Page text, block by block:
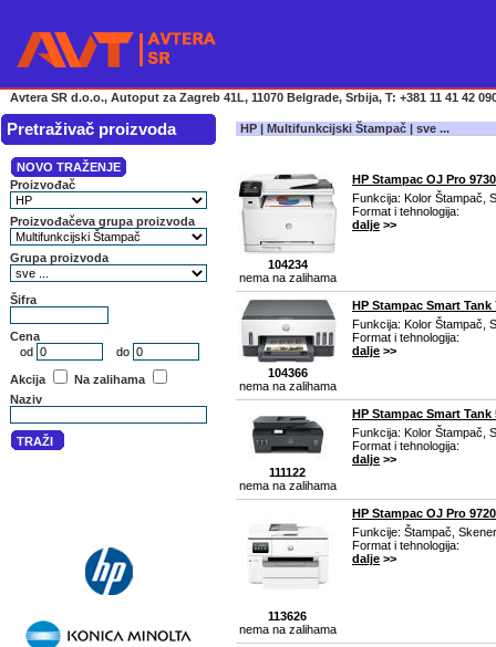
Avtera SR d.o.o., Autoput za Zagreb 41L, 11070 Belgrade, Srbija, T: +381 11 41 42
Pretraživač proizvoda HP | Multifunkcijski Štampač | sve ...
104234
nema na zalihama
HP Stampac OJ Pro
Funkcija: Kolor Štampač,
Format i tehnologija:
dalje >>
104366
nema na zalihama
HP Stampac Smart Tank
Funkcija: Kolor Štampač,
Format i tehnologija:
dalje >>
111122
nema na zalihama
HP Stampac Smart Tank
Funkcija: Kolor Štampač,
Format i tehnologija:
dalje >>
113626
nema na zalihama
HP Stampac OJ Pro
Funkcije: Štampač,
Format i tehnologija:
dalje >>